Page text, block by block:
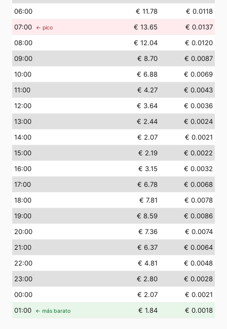
06:00 € 11.78
€ 0.0118
07:00 ← pico € 13.65
€ 0.0137
08:00 € 12.04
€ 0.0120
09:00 € 8.70
€ 0.0087
10:00 € 6.88
€ 0.0069
11:00 € 4.27
€ 0.0043
12:00 € 3.64
€ 0.0036
13:00 € 2.44
€ 0.0024
14:00 € 2.07
€ 0.0021
15:00 € 2.19
€ 0.0022
16:00 € 3.15
€ 0.0032
17:00 € 6.78
€ 0.0068
18:00 € 7.81
€ 0.0078
19:00 € 8.59
€ 0.0086
20:00 € 7.36
€ 0.0074
21:00 € 6.37
€ 0.0064
22:00 € 4.81
€ 0.0048
23:00 € 2.80
€ 0.0028
00:00 € 2.07
€ 0.0021
01:00 ← más barato € 1.84 € 0.0018